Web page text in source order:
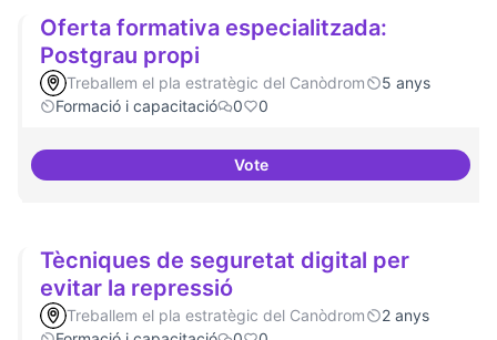
Oferta formativa especialitzada:
Postgrau propi
Treballem el pla estratègic del Canòdrom
5 anys
Formació i capacitació
0 0
VoteOferta formativa
Tècniques de seguretat digital per
evitar la repressió
Treballem el pla estratègic del Canòdrom
2 anys